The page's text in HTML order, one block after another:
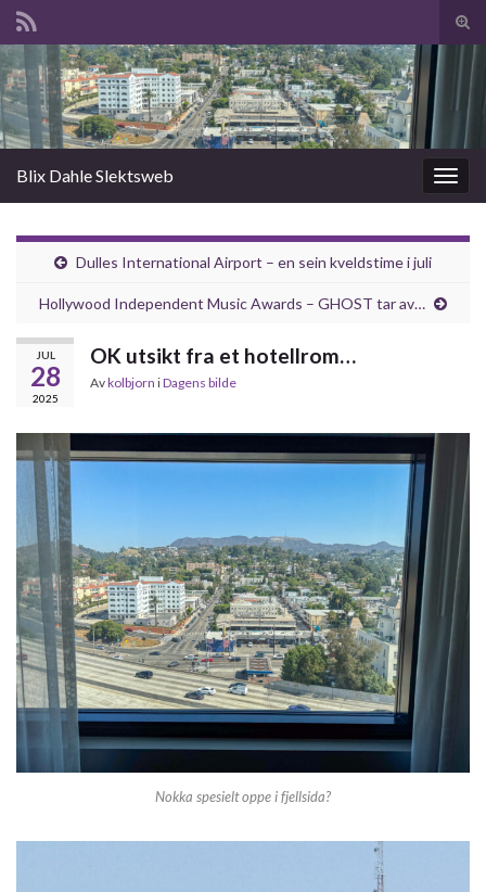
Slå
av/
Search for:
Slåu
av/på
Blix Dahle Slektsweb
Dulles International Airport – en sein kveldstime i juli
Hollywood Independent Music Awards – GHOST tar av…
JUL
28
2025
OK utsikt fra et hotellrom…
Avkolbjorn iDagens bilde
Nokka spesielt oppe i fjellsida?